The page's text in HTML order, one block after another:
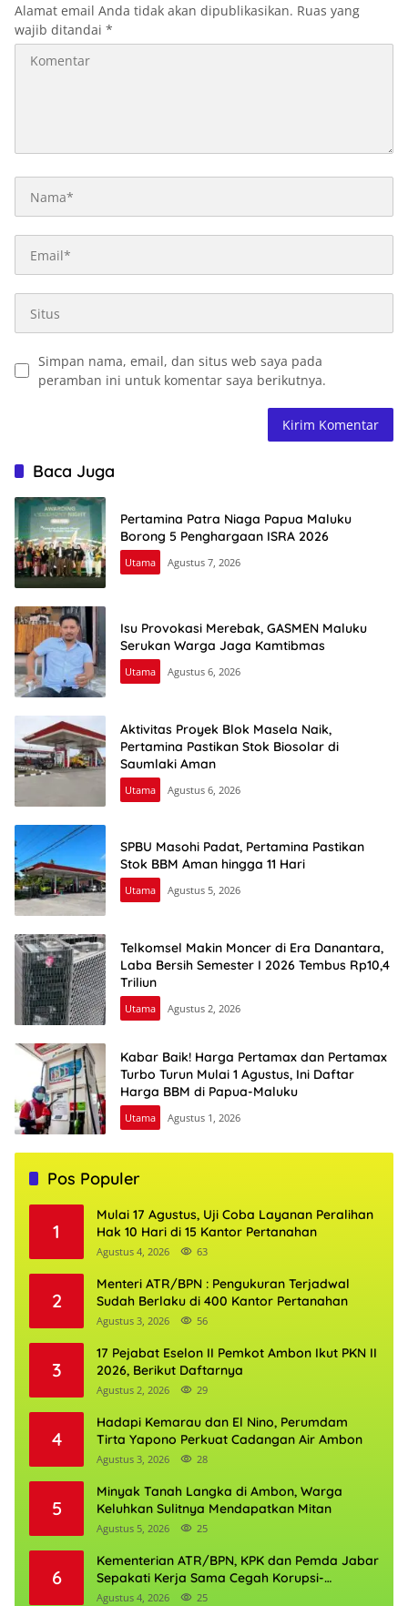
Alamat email Anda tidak akan dipublikasikan. Ruas yang
wajib ditandai *
Simpan nama, email, dan situs web saya pada
peramban ini untuk komentar saya berikutnya.
Baca Juga
Pertamina Patra Niaga Papua Maluku
Borong 5 Penghargaan ISRA 2026
Utama Agustus 7, 2026
Isu Provokasi Merebak, GASMEN Maluku
Serukan Warga Jaga Kamtibmas
Utama Agustus 6, 2026
Aktivitas Proyek Blok Masela Naik,
Pertamina Pastikan Stok Biosolar di
Saumlaki Aman
Utama Agustus 6, 2026
SPBU Masohi Padat, Pertamina Pastikan
Stok BBM Aman hingga 11 Hari
Utama Agustus 5, 2026
Telkomsel Makin Moncer di Era Danantara,
Laba Bersih Semester I 2026 Tembus Rp10,4
Triliun
Utama Agustus 2, 2026
Kabar Baik! Harga Pertamax dan Pertamax
Turbo Turun Mulai 1 Agustus, Ini Daftar
Harga BBM di Papua-Maluku
Utama Agustus 1, 2026
Pos Populer
1
Mulai 17 Agustus, Uji Coba Layanan Peralihan
Hak 10 Hari di 15 Kantor Pertanahan
Agustus 4, 2026 63
2
Menteri ATR/BPN : Pengukuran Terjadwal
Sudah Berlaku di 400 Kantor Pertanahan
Agustus 3, 2026 56
3
17 Pejabat Eselon II Pemkot Ambon Ikut PKN II
2026, Berikut Daftarnya
Agustus 2, 2026 29
4
Hadapi Kemarau dan El Nino, Perumdam
Tirta Yapono Perkuat Cadangan Air Ambon
Agustus 3, 2026 28
5
Minyak Tanah Langka di Ambon, Warga
Keluhkan Sulitnya Mendapatkan Mitan
Agustus 5, 2026 25
6
Kementerian ATR/BPN, KPK dan Pemda Jabar
Sepakati Kerja Sama Cegah Korupsi-
Penguatan Ekonomi
Agustus 4, 2026 25